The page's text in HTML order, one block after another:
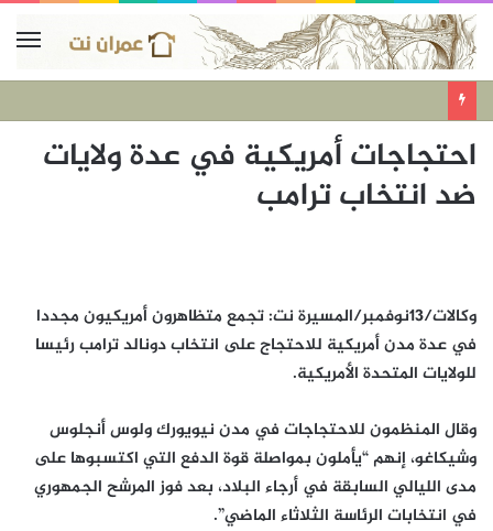
احتجاجات أمريكية في عدة ولايات
ضد انتخاب ترامب
وكالات/13نوفمبر/المسيرة نت: تجمع متظاهرون أمريكيون مجددا
في عدة مدن أمريكية للاحتجاج على انتخاب دونالد ترامب رئيسا
للولايات المتحدة الأمريكية.
وقال المنظمون للاحتجاجات في مدن نيويورك ولوس أنجلوس
وشيكاغو، إنهم “يأملون بمواصلة قوة الدفع التي اكتسبوها على
مدى الليالي السابقة في أرجاء البلاد، بعد فوز المرشح الجمهوري
في انتخابات الرئاسة الثلاثاء الماضي”.